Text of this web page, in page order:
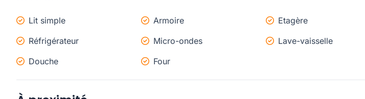
Lit simple Armoire Etagère
Réfrigérateur
Micro-ondes Lave-vaisselle
Douche
Four